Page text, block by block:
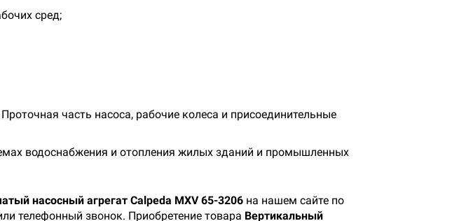
сред;
часть насоса, рабочие колеса и присоединительные
водоснабжения и отопления жилых зданий и промышленных
насосный агрегат Calpeda MXV 65-3206 на нашем сайте по
телефонный звонок. Приобретение товара Вертикальный